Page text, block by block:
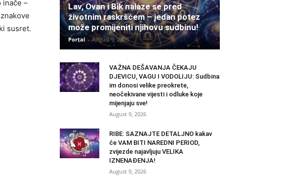
inače –
susret.
Lav, Ovan i Bik nalaze se pred
životnim raskršćem – jedan potez
može promijeniti njihovu sudbinu!
Portal - August 9, 2026
VAŽNA DEŠAVANJA ČEKAJU
DJEVICU, VAGU I VODOLIJU: Sudbina
im donosi velike preokrete,
neočekivane vijesti i odluke koje
mijenjaju sve!
August 9, 2026
RIBE: SAZNAJTE DETALJNO kakav
će VAM BITI NAREDNI PERIOD,
zvijezde najavljuju VELIKA
IZNENAĐENJA!
August 9, 2026